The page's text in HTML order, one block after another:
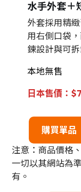
水手外套＋
外套採用精
用右側口袋
鍊設計與可
本地無售
日本售價：
購買單品
注意：商品價格
一切以其網站為
有。